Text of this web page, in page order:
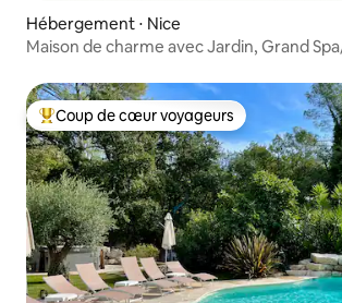
Hébergement ⋅ Nice
Maison de charme avec Jardin, Grand
Coups de cœur voyageurs les plus
Coup de cœur voyageurs